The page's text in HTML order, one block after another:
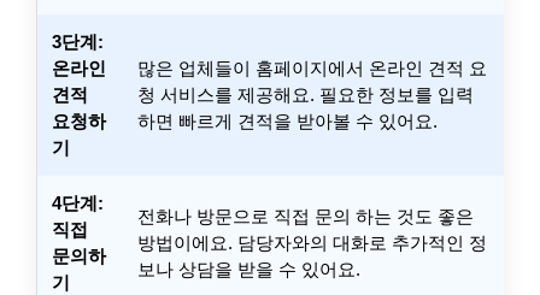
3단계:
온라인
견적
요청하
기
많은 업체들이 홈페이지에서 온라인 견적 요
청 서비스를 제공해요. 필요한 정보를 입력
하면 빠르게 견적을 받아볼 수 있어요.
4단계:
직접
문의하
기
전화나 방문으로 직접 문의 하는 것도 좋은
방법이에요. 담당자와의 대화로 추가적인 정
보나 상담을 받을 수 있어요.